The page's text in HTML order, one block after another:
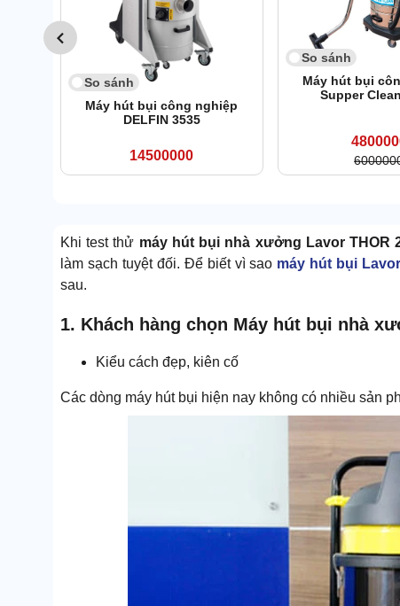
So sánh
Máy hút bụi công nghiệp
DELFIN 3535
14500000
So sánh
Máy hút bụi
Supper
Khi test thử máy hút bụi nhà xưởng Lavor THOR
làm sạch tuyệt đối. Để biết vì sao máy hút bụi Lavor
sau.
1. Khách hàng chọn Máy hút bụi nhà
Kiểu cách đẹp, kiên cố
Các dòng máy hút bụi hiện nay không có nhiều sản